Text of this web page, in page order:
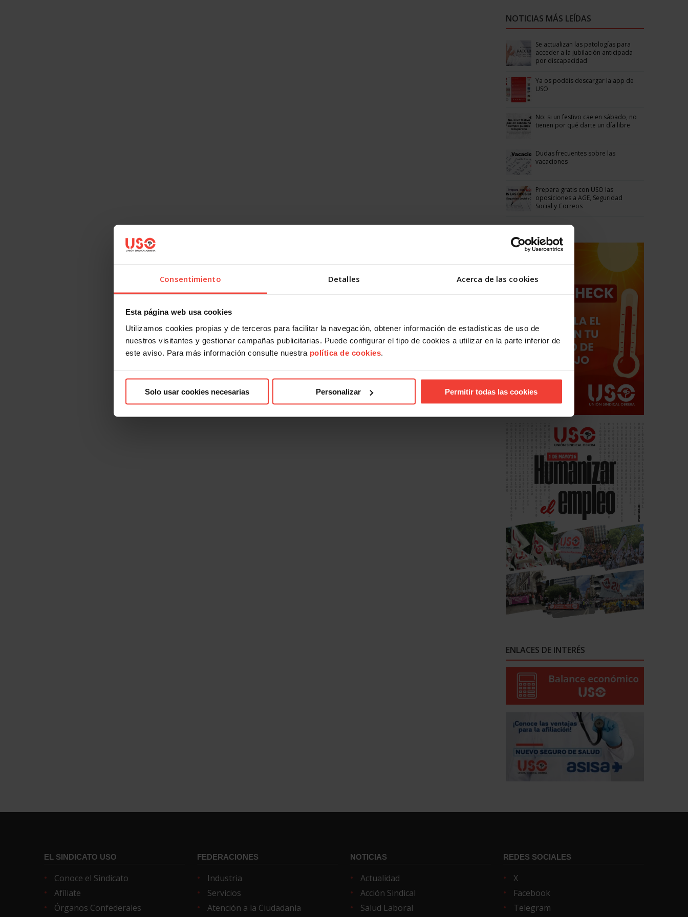
Consentimiento Detalles Acerca de las cookies
Esta página web usa cookies
Utilizamos cookies propias y de terceros para facilitar la navegación, obtener información de estadísticas de uso de
nuestros visitantes y gestionar campañas publicitarias. Puede configurar el tipo de cookies a utilizar en la parte inferior de
este aviso. Para más información consulte nuestra política de cookies.
Solo usar cookies necesarias Personalizar Permitir todas las cookies
NOTICIAS MÁS LEÍDAS
Se actualizan las patologías para
acceder a la jubilación anticipada
por discapacidad
Ya os podéis descargar la app de
USO
No: si un festivo cae en sábado, no
tienen por qué darte un día libre
Dudas frecuentes sobre las
vacaciones
Prepara gratis con USO las
oposiciones a AGE, Seguridad
Social y Correos
ENLACES DE INTERÉS
EL SINDICATO USO
Conoce el Sindicato
Afíliate
Órganos Confederales
FEDERACIONES
Industria
Servicios
Atención a la Ciudadanía
NOTICIAS
Actualidad
Acción Sindical
Salud Laboral
REDES SOCIALES
X
Facebook
Telegram